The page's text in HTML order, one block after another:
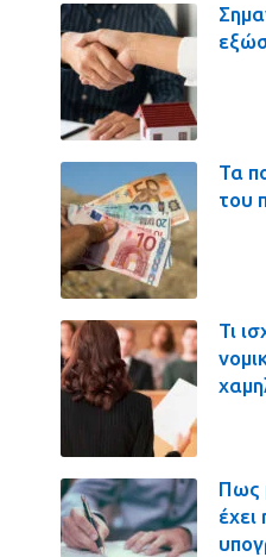
Τα
του
Τι
Πως
έχει